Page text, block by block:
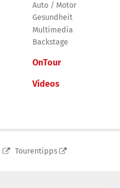
Auto / Motor
Gesundheit
Multimedia
Backstage
OnTour
Videos
Tourentipps